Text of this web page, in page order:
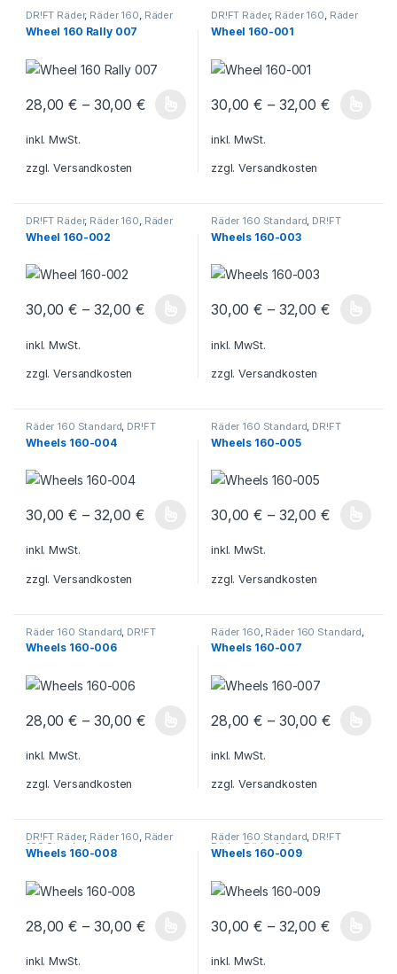
DR!FT Räder, Räder 160, Räder
Rally
Wheel 160 Rally 007
28,00€ – 30,00 €
Dieses Produkt weist mehrere Varianten auf. Die Optionen
inkl. MwSt.
zzgl.Versandkosten
DR!FT Räder, Räder 160, Räder
160 Standard
Wheel 160-001
30,00€ – 32,00 €
Dieses Produkt weist mehrere
inkl. MwSt.
zzgl.Versandkosten
DR!FT Räder, Räder 160, Räder
160 Standard
Wheel 160-002
30,00€ – 32,00 €
Dieses Produkt weist mehrere Varianten auf. Die Optionen
inkl. MwSt.
zzgl.Versandkosten
Räder 160 Standard, DR!FT
Räder ,Räder 160
Wheels 160-003
30,00€ – 32,00 €
Dieses Produkt weist mehrere
inkl. MwSt.
zzgl.Versandkosten
Räder 160 Standard DR!FT
Wheels 160-004
30,00€ – 32,00 €
Dieses Produkt weist mehrere Varianten auf. Die Optionen
inkl. MwSt.
zzgl.Versandkosten
Räder 160 Standard DR!FT
Wheels 160-005
30,00€ – 32,00 €
Dieses Produkt weist mehrere
inkl. MwSt.
zzgl.Versandkosten
Räder 160 Standard DR!FT
Räder ,Räder 160
Wheels 160-006
28,00€ – 30,00 €
Dieses Produkt weist mehrere Varianten auf. Die Optionen
inkl. MwSt.
zzgl.Versandkosten
Räder 160 Räder 160 Standard
DR!FT Räder
Wheels 160-007
28,00€ – 30,00 €
Dieses Produkt weist mehrere
inkl. MwSt.
zzgl.Versandkosten
DR!FT Räder, Räder 160, Räder
160 Standard
Wheels 160-008
28,00€ – 30,00 €
Dieses Produkt weist mehrere Varianten auf. Die Optionen
inkl. MwSt.
Räder 160 Standard, DR!FT
Räder ,Räder 160
Wheels 160-009
30,00€ – 32,00 €
Dieses Produkt weist mehrere
inkl. MwSt.